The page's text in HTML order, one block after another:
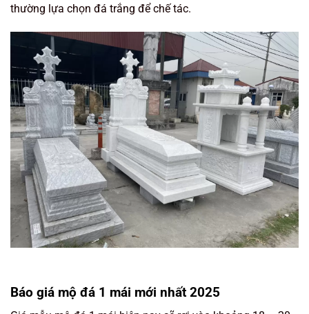
thường lựa chọn đá trắng để chế tác.
Báo giá mộ đá 1 mái mới nhất 2025